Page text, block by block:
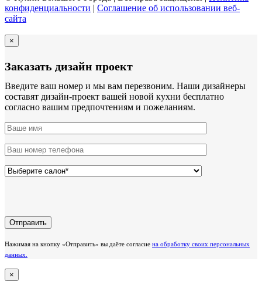
конфиденциальности | Соглашение об использовании веб-
сайта
×
Заказать дизайн проект
Введите ваш номер и мы вам перезвоним. Наши дизайнеры
составят дизайн-проект вашей новой кухни бесплатно
согласно вашим предпочтениям и пожеланиям.
Нажимая на кнопку «Отправить» вы даёте согласие на обработку своих персональных
данных.
×